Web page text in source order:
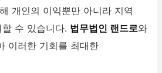
개인의 이익뿐만 아니라 지역
수 있습니다. 법무법인 랜드로와
이러한 기회를 최대한